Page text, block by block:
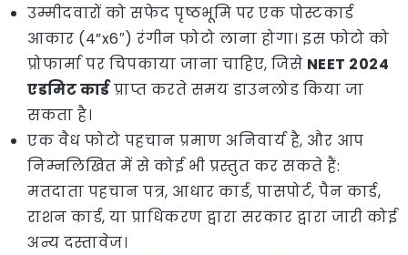
उम्मीदवारों को सफेद पृष्ठभूमि पर एक पोस्टकार्ड
आकार (4”x6″) रंगीन फोटो लाना होगा। इस फोटो को
प्रोफार्मा पर चिपकाया जाना चाहिए, जिसे NEET 2024
एडमिट कार्डप्राप्त करते समय डाउनलोड किया जा
सकता है।
एक वैध फोटो पहचान प्रमाण अनिवार्य है, और आप
निम्नलिखित में से कोई भी प्रस्तुत कर सकते हैं:
मतदाता पहचान पत्र, आधार कार्ड, पासपोर्ट, पैन कार्ड,
राशन कार्ड, या प्राधिकरण द्वारा सरकार द्वारा जारी कोई
अन्य दस्तावेज।